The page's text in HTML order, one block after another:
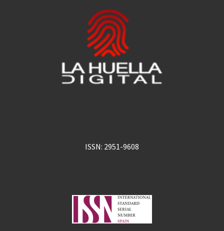
ISSN: 2951-9608